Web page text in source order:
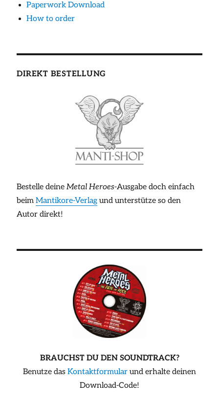
Paperwork Download
How to order
DIREKT BESTELLUNG
Bestelle deineMetal Heroes-Ausgabe doch einfach
beimMantikore-Verlag und unterstütze so den
Autor direkt!
BRAUCHST DU DEN SOUNDTRACK?
Benutze das Kontaktformular und erhalte deinen
Download-Code!